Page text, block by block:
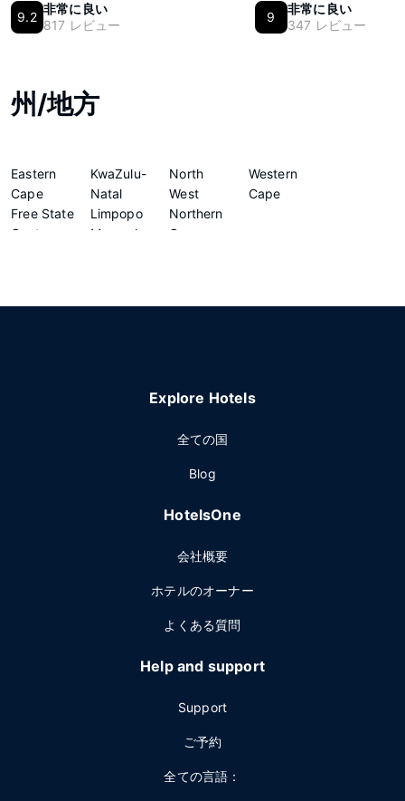
9.2
非常に良い
817 レビュー
9
非常に良い
347 レビュー
州/地方
Eastern
Cape
Free State
Gauteng
KwaZulu-
Natal
Limpopo
Mpumalanga
North
West
Northern
Cape
Western
Cape
Explore Hotels
全ての国
Blog
HotelsOne
会社概要
ホテルのオーナー
よくある質問
Help and support
Support
ご予約
全ての言語：